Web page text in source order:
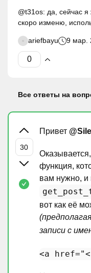
@t31os: да, сейчас
скоро изменю,
ariefbayu 9 мар.
Все ответы на
Привет
функция,
вам нужно, и
вот как её
записи с
<a href=